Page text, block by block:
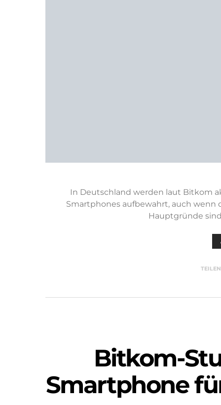
In Deutschland werden laut Bitkom
Smartphones aufbewahrt, auch wenn
Hauptgründe
TEILEN
Bitkom-
Smartphone